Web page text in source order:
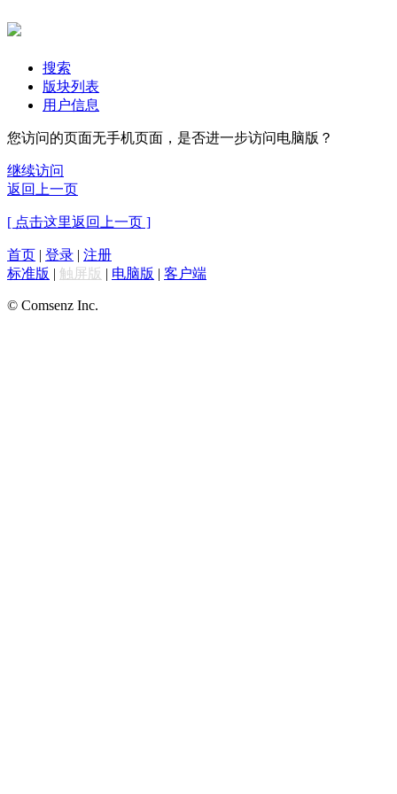
搜索
版块列表
用户信息
您访问的页面无手机页面，是否进一步访问电脑版？
继续访问
返回上一页
[ 点击这里返回上一页 ]
首页 | 登录 | 注册
标准版 | 触屏版 | 电脑版 | 客户端
© Comsenz Inc.